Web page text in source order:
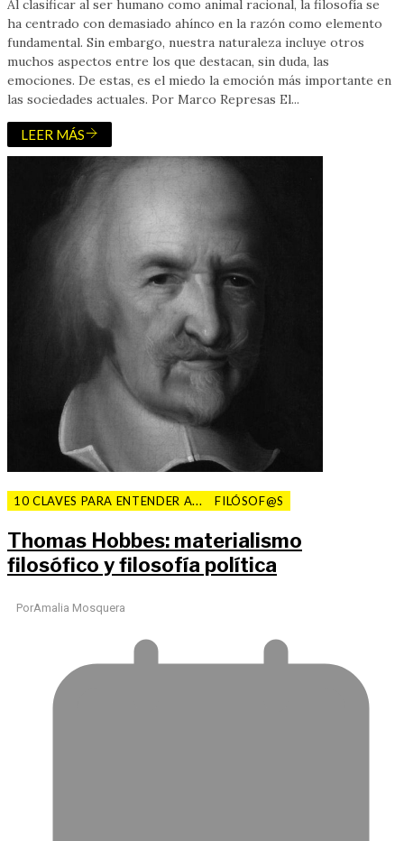
Al clasificar al ser humano como animal racional, la filosofía se
ha centrado con demasiado ahínco en la razón como elemento
fundamental. Sin embargo, nuestra naturaleza incluye otros
muchos aspectos entre los que destacan, sin duda, las
emociones. De estas, es el miedo la emoción más importante en
las sociedades actuales. Por Marco Represas El...
LEER MÁS
10 CLAVES PARA ENTENDER A... FILÓSOF@S
Thomas Hobbes: materialismo
filosófico y filosofía política
PorAmalia Mosquera